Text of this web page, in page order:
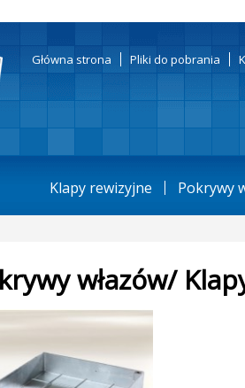
Główna strona Pliki do pobrania
Klapy rewizyjne Pokrywy
włazów/